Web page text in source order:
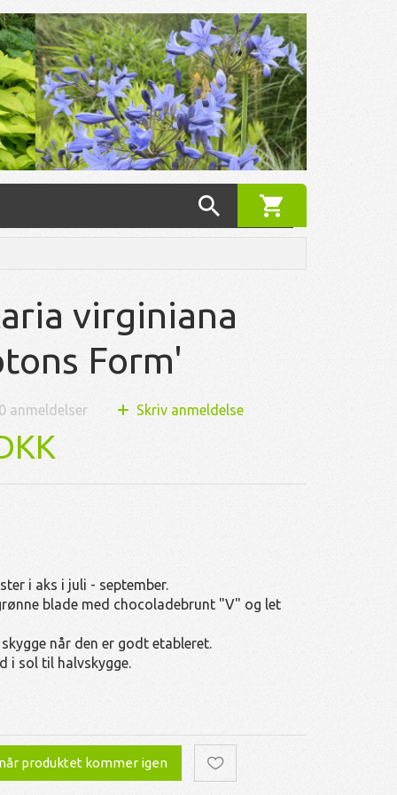
virginiana
Form'
anmeldelser Skriv anmeldelse
i aks i juli - september.
blade med chocoladebrunt "V" og let
når den er godt etableret.
i sol til halvskygge.
produktet kommer igen